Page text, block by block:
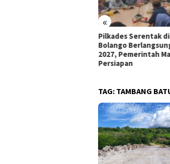
«
Pilkades Serentak
Bolango
2027, Pemerintah
Persiapan
TAG: TAMBANG